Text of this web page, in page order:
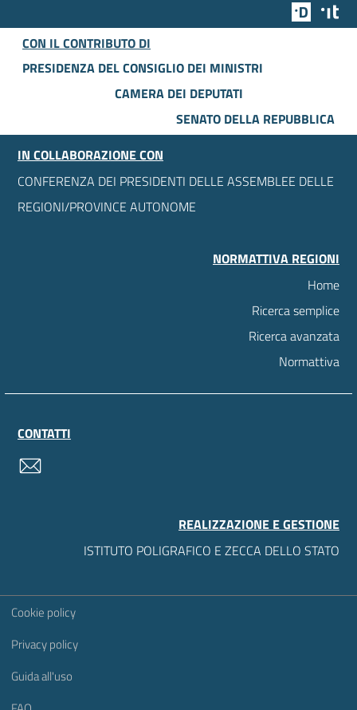
Team
CON IL CONTRIBUTO DI
PRESIDENZA DEL CONSIGLIO DEI MINISTRI
CAMERA DEI DEPUTATI
SENATO DELLA REPUBBLICA
IN COLLABORAZIONE CON
CONFERENZA DEI PRESIDENTI DELLE ASSEMBLEE DELLE
REGIONI/PROVINCE AUTONOME
NORMATTIVA REGIONI
Home
Ricerca semplice
Ricerca avanzata
Normattiva
CONTATTI
REALIZZAZIONE E GESTIONE
ISTITUTO POLIGRAFICO E ZECCA DELLO STATO
Sezione Link Utili
Cookie policy
Privacy policy
Guida all'uso